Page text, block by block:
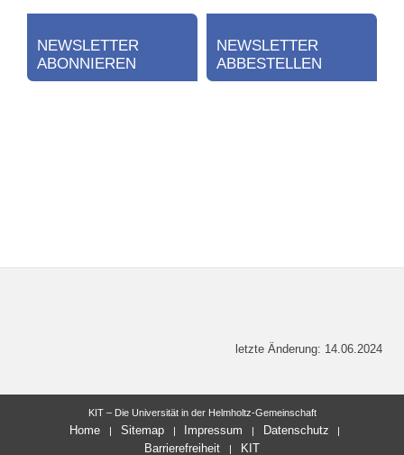
NEWSLETTER
ABONNIEREN
NEWSLETTER
ABBESTELLEN
letzte Änderung: 14.06.2024
KIT – Die Universität in der Helmholtz-Gemeinschaft
Home Sitemap Impressum
Datenschutz
Barrierefreiheit
KIT